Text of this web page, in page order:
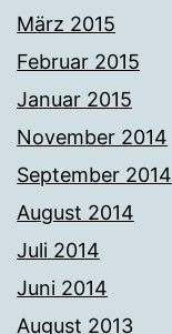
März 2015
Februar 2015
Januar 2015
November 2014
September 2014
August 2014
Juli 2014
Juni 2014
August 2013